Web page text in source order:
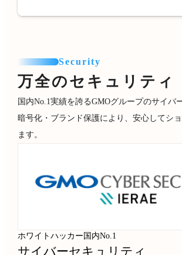
Security
万全のセキュリティ
国内No.1実績を誇るGMOグループのサイバ
暗号化・ブランド保護により、安心してシ
ます。
ホワイトハッカー国内No.1
サイバーセキュリティ